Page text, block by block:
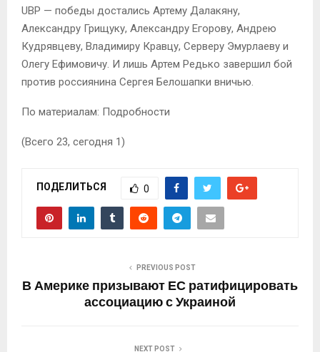
UBP — победы достались Артему Далакяну,
Александру Грищуку, Александру Егорову, Андрею
Кудрявцеву, Владимиру Кравцу, Серверу Эмурлаеву и
Олегу Ефимовичу. И лишь Артем Редько завершил бой
против россиянина Сергея Белошапки вничью.
По материалам: Подробности
(Всего 23, сегодня 1)
ПОДЕЛИТЬСЯ 0
PREVIOUS POST
В Америке призывают ЕС ратифицировать
ассоциацию с Украиной
NEXT POST